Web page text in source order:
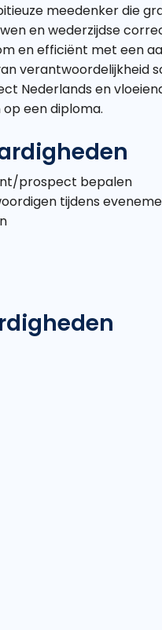
meedenker die
en wederzijdse
en efficiënt met een
verantwoordelijkheid
Nederlands en
een diploma.
prospect bepalen
tijdens